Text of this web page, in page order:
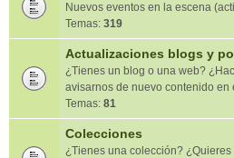
Nuevos eventos en la escena
Temas: 319
Actualizaciones blogs y
¿Tienes un blog o una web?
avisarnos de nuevo contenido en
Temas: 81
Colecciones
¿Tienes una colección?